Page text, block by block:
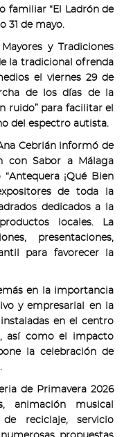
familiar “El Ladrón de
31 de mayo.
y Tradiciones
la tradicional ofrenda
el viernes 29 de
de los días de la
ruido” para facilitar el
del espectro autista.
Cebrián informó de
con Sabor a Málaga
¡Qué Bien
de toda la
dedicados a la
locales. La
presentaciones,
para favorecer la
en la importancia
y empresarial en la
en el centro
así como el impacto
la celebración de
de Primavera 2026
animación musical
reciclaje, servicio